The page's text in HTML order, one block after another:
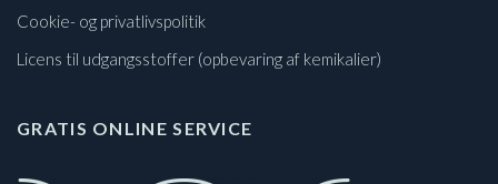
Cookie- og privatlivspolitik
Licens til udgangsstoffer (opbevaring af kemikalier)
GRATIS ONLINE SERVICE